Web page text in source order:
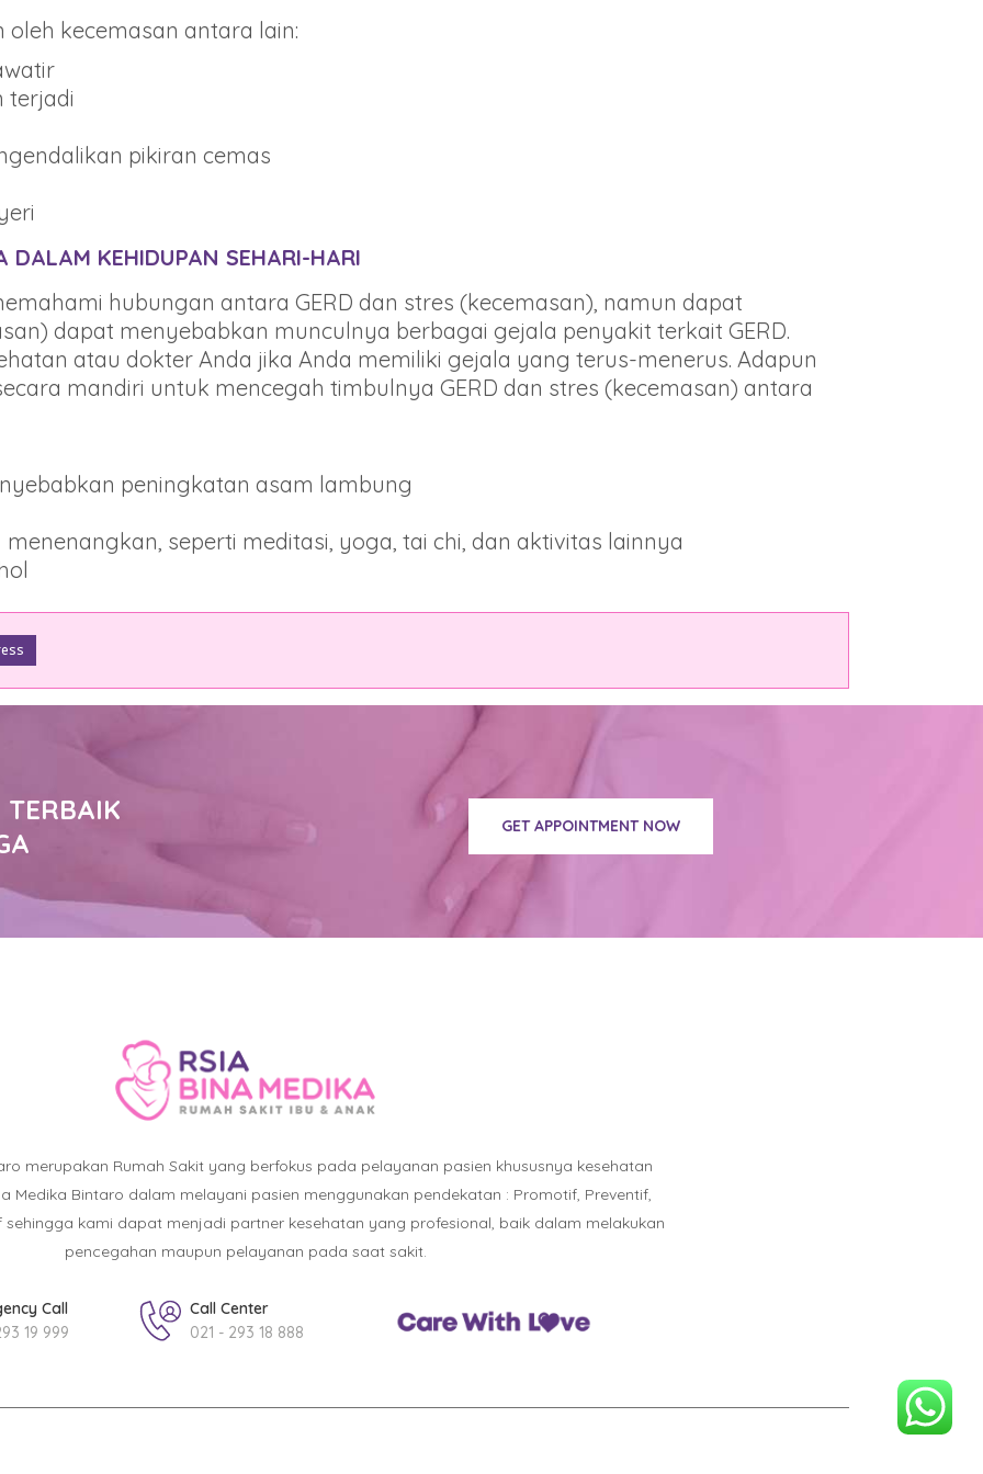
kecemasan antara lain:
terjadi
pikiran cemas
KEHIDUPAN SEHARI-HARI
hubungan antara GERD dan stres (kecemasan), namun dapat
dapat menyebabkan munculnya berbagai gejala penyakit terkait GERD.
atau dokter Anda jika Anda memiliki gejala yang terus-menerus. Adapun
mandiri untuk mencegah timbulnya GERD dan stres (kecemasan) antara
peningkatan asam lambung
seperti meditasi, yoga, tai chi, dan aktivitas lainnya
TERBAIK
GET APPOINTMENT NOW
merupakan Rumah Sakit yang berfokus pada pelayanan pasien khususnya kesehatan
Medika Bintaro dalam melayani pasien menggunakan pendekatan : Promotif, Preventif,
sehingga kami dapat menjadi partner kesehatan yang profesional, baik dalam melakukan
pencegahan maupun pelayanan pada saat sakit.
Call
19 999
Call Center
021 - 293 18 888